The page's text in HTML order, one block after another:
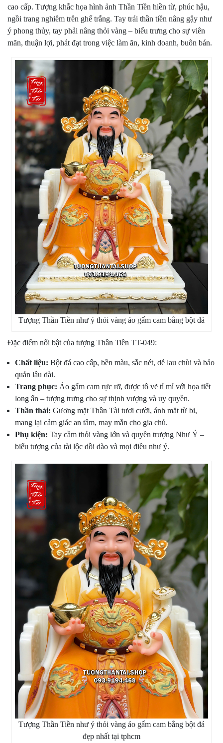
cao cấp. Tượng khắc họa hình ảnh Thần Tiền hiền từ, phúc hậu,
ngồi trang nghiêm trên ghế trắng. Tay trái thần tiền nâng gậy như
ý phong thủy, tay phải nâng thỏi vàng – biểu trưng cho sự viên
mãn, thuận lợi, phát đạt trong việc làm ăn, kinh doanh, buôn bán.
Tượng Thần Tiền như ý thỏi vàng áo gấm cam bằng bột đá
Đặc điểm nổi bật của tượng Thần Tiền TT-049:
Chất liệu: Bột đá cao cấp, bền màu, sắc nét, dễ lau chùi và bảo
quản lâu dài.
Trang phục: Áo gấm cam rực rỡ, được tô vẽ tỉ mỉ với họa tiết
long ẩn – tượng trưng cho sự thịnh vượng và uy quyền.
Thần thái: Gương mặt Thần Tài tươi cười, ánh mắt từ bi,
mang lại cảm giác an tâm, may mắn cho gia chủ.
Phụ kiện: Tay cầm thỏi vàng lớn và quyền trượng Như Ý –
biểu tượng của tài lộc dồi dào và mọi điều như ý.
Tượng Thần Tiền như ý thỏi vàng áo gấm cam bằng bột đá
đẹp nhất tại tphcm